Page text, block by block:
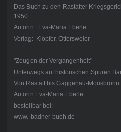
Das Buch zu den Rastatter
1950
Autorin: Eva-Maria Eberle
Verlag: Klöpfer, Ottersweier
"Zeugen der Vergangenheit"
Unterwegs auf historischen Spuren
Von Rastatt bis Gaggenau-Moosbronn
Autorin Eva-Maria Eberle
bestellbar bei:
www.-badner-buch.de